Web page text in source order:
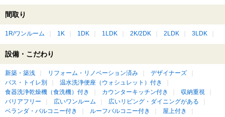
間取り
1R/ワンルーム 1K 1DK 1LDK 2K/2DK 2LDK 3LDK
設備・こだわり
新築・築浅 リフォーム・リノベーション済み
デザイナーズ
バス・トイレ別
温水洗浄便座（ウォシュレット）付き
食器洗浄乾燥機（食洗機）付き
カウンターキッチン付き
収納重視
バリアフリー
広いワンルーム
広いリビング・ダイニングがある
ベランダ・バルコニー付き
ルーフバルコニー付き
屋上付き